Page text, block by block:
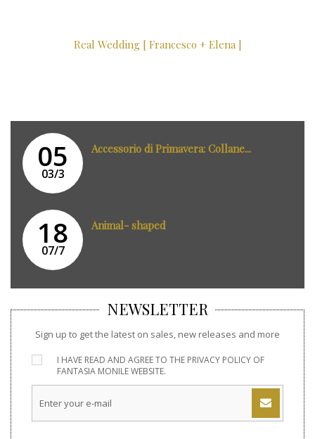
Real Wedding [ Francesco + Elena ]
05
03/3
Accessorio di Primavera: Collane...
18
07/7
Animal- shaped
NEWSLETTER
Sign up to get the latest on sales, new releases and more
I HAVE READ AND AGREE TO THE PRIVACY POLICY OF
FANTASIA MONILE WEBSITE.